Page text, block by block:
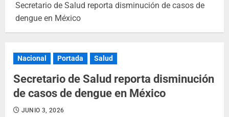
Secretario de Salud reporta disminución de casos de
dengue en México
Nacional Portada Salud
Secretario de Salud reporta disminución
de casos de dengue en México
JUNIO 3, 2026